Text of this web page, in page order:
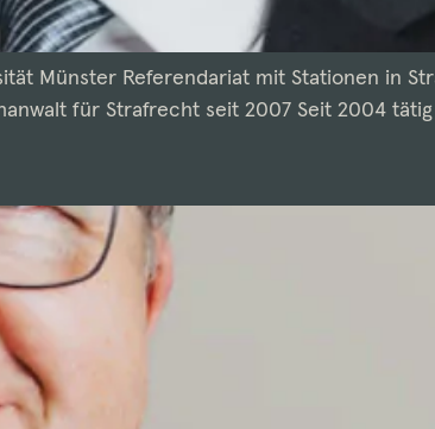
Münster Referendariat mit Stationen in
für Strafrecht seit 2007 Seit 2004